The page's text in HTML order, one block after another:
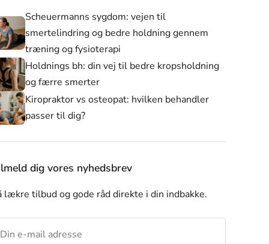
Alle produkter
Scheuermanns sygdom: vejen til
smertelindring og bedre holdning gennem
træning og fysioterapi
Holdnings bh: din vej til bedre kropsholdning
og færre smerter
Kiropraktor vs osteopat: hvilken behandler
passer til dig?
dig vores nyhedsbrev
lækre tilbud og gode råd direkte i din indbakke.